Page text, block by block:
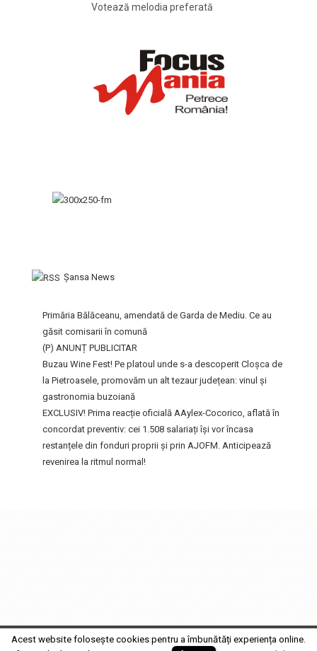
Votează melodia preferată
Şansa News
Primăria Bălăceanu, amendată de Garda de Mediu. Ce au
găsit comisarii în comună
(P) ANUNȚ PUBLICITAR
Buzau Wine Fest! Pe platoul unde s-a descoperit Cloșca de
la Pietroasele, promovăm un alt tezaur județean: vinul și
gastronomia buzoiană
EXCLUSIV! Prima reacție oficială AAylex-Cocorico, aflată în
concordat preventiv: cei 1.508 salariați își vor încasa
restanțele din fonduri proprii și prin AJOFM. Anticipează
revenirea la ritmul normal!
Acest website folosește cookies pentru a îmbunătăți experiența online.